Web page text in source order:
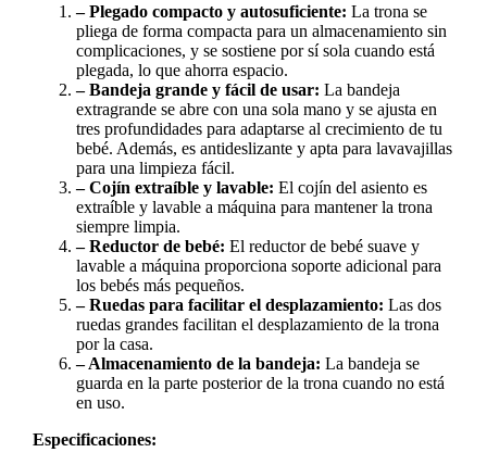
– Plegado compacto y autosuficiente: La trona se
pliega de forma compacta para un almacenamiento sin
complicaciones, y se sostiene por sí sola cuando está
plegada, lo que ahorra espacio.
– Bandeja grande y fácil de usar: La bandeja
extragrande se abre con una sola mano y se ajusta en
tres profundidades para adaptarse al crecimiento de tu
bebé. Además, es antideslizante y apta para lavavajillas
para una limpieza fácil.
– Cojín extraíble y lavable: El cojín del asiento es
extraíble y lavable a máquina para mantener la trona
siempre limpia.
– Reductor de bebé: El reductor de bebé suave y
lavable a máquina proporciona soporte adicional para
los bebés más pequeños.
– Ruedas para facilitar el desplazamiento: Las dos
ruedas grandes facilitan el desplazamiento de la trona
por la casa.
– Almacenamiento de la bandeja: La bandeja se
guarda en la parte posterior de la trona cuando no está
en uso.
Especificaciones: